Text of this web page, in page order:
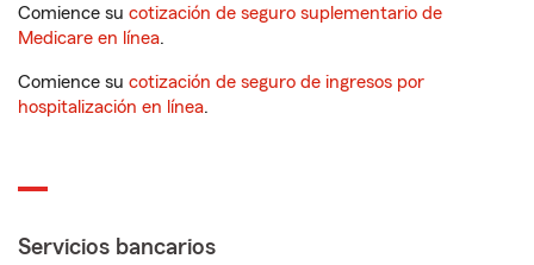
Comience su cotización de seguro suplementario de
Medicare en línea.
Comience su cotización de seguro de ingresos por
hospitalización en línea.
Servicios bancarios